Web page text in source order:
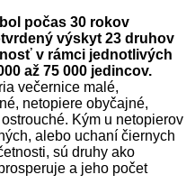
počas 30 rokov
výskyt 23 druhov
v rámci jednotlivých
až 75 000 jedincov.
večernice malé,
netopiere obyčajné,
Kým u netopierov
alebo uchaní čiernych
sú druhy ako
a jeho počet